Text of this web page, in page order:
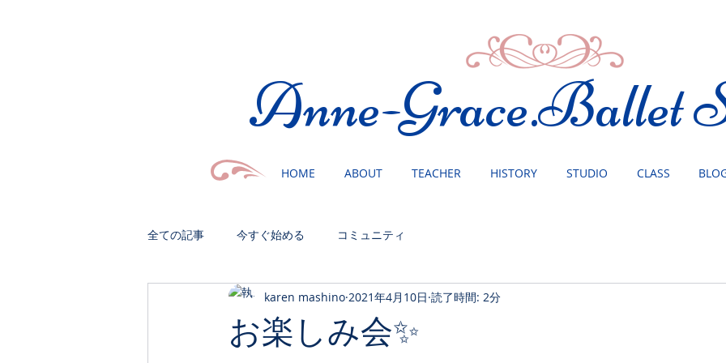
​Anne-Grace.Ballet
HOME ABOUT TEACHER HISTORY STUDIO CLASS
全ての記事 今すぐ始める コミュニティ
お楽しみ会✨
karen mashino 2021年4月10日 読了時間: 2分